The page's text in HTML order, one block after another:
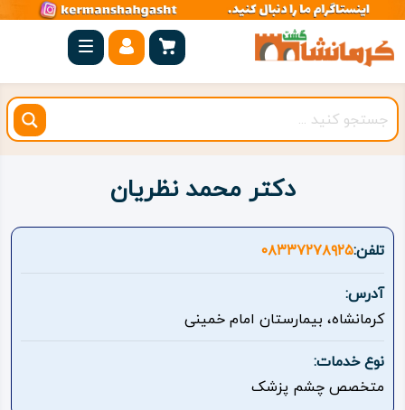
صفحه
اصلی
کرمانشاه
شهرستان
بیستون
روستاهای
هدف
اقامتگاه
دکتر محمد نظریان
تلفن:۰۸۳۳۷۲۷۸۹۲۵
آدرس:
کرمانشاه، بیمارستان امام خمینی
نوع خدمات:
متخصص چشم پزشک